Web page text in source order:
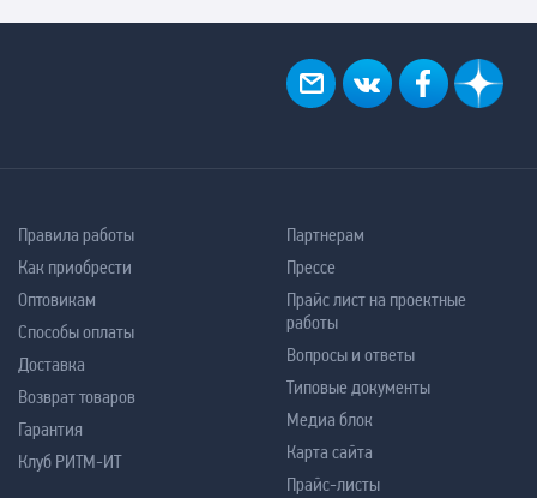
Правила работы
Как приобрести
Оптовикам
Способы оплаты
Доставка
Возврат товаров
Гарантия
Клуб РИТМ-ИТ
Партнерам
Прессе
Прайс лист на проектные
работы
Вопросы и ответы
Типовые документы
Медиа блок
Карта сайта
Прайс-листы